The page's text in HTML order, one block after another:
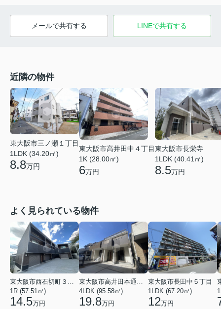
メールで共有する LINEで共有する
近隣の物件
東大阪市三ノ瀬１丁目
1LDK (34.20㎡)
8.8万円
東大阪市高井田中４丁目
1K (28.00㎡)
6万円
東大阪市長栄寺
1LDK (40.41㎡)
8.5万円
よく見られている物件
東大阪市西石切町３丁目
1R (57.51㎡)
14.5万円
東大阪市高井田本通２丁目
4LDK (95.58㎡)
19.8万円
東大阪市長田中５丁目
1LDK (67.20㎡)
12万円